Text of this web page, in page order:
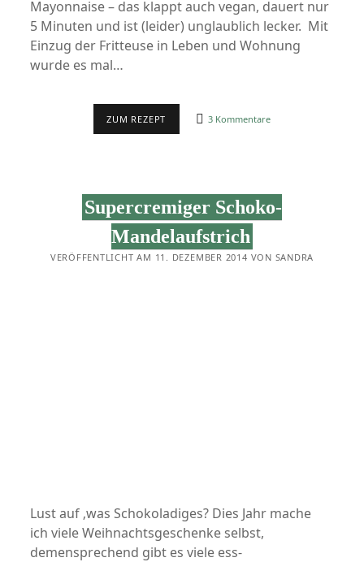
Mayonnaise – das klappt auch vegan, dauert nur
5 Minuten und ist (leider) unglaublich lecker. Mit
Einzug der Fritteuse in Leben und Wohnung
wurde es mal…
ZUM REZEPT GRUNDREZEPT:3 Kommentare
Supercremiger Schoko-
Mandelaufstrich
VERÖFFENTLICHT AM 11. DEZEMBER 2014 VON SANDRA
Lust auf ‚was Schokoladiges? Dies Jahr mache
ich viele Weihnachtsgeschenke selbst,
demensprechend gibt es viele ess-